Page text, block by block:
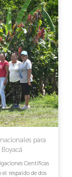
para
Científicas
respaldo de dos